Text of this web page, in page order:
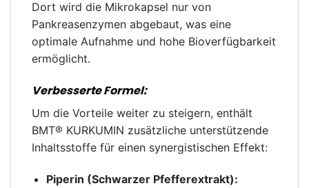
Dort wird die Mikrokapsel nur von
Pankreasenzymen abgebaut, was eine
optimale Aufnahme und hohe Bioverfügbarkeit
ermöglicht.
Verbesserte Formel:
Um die Vorteile weiter zu steigern, enthält
BMT® KURKUMIN zusätzliche unterstützende
Inhaltsstoffe für einen synergistischen Effekt:
Piperin (Schwarzer Pfefferextrakt):